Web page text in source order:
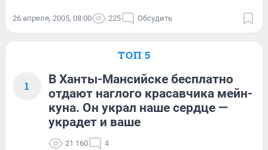
26 апреля, 2005, 08:00 225 Обсудить
ТОП 5
1
В Ханты-Мансийске бесплатно
отдают наглого красавчика мейн-
куна. Он украл наше сердце —
украдет и ваше
21 160 4